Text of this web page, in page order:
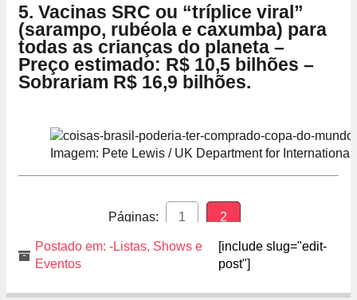
5. Vacinas SRC ou “tríplice viral”
(sarampo, rubéola e caxumba) para
todas as crianças do planeta –
Preço estimado: R$ 10,5 bilhões –
Sobrariam R$ 16,9 bilhões.
Imagem: Pete Lewis / UK Department for
Páginas: 1 2
Postado em: -Listas, Shows e
Eventos
[include slug="edit-
post"]